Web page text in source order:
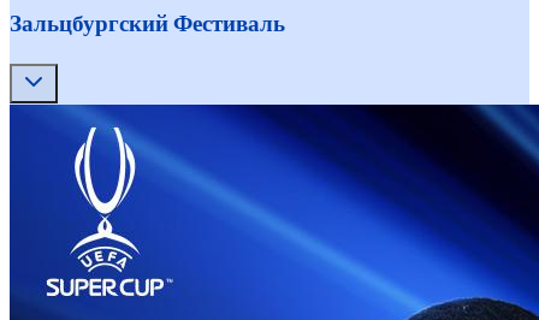
Зальцбургский Фестиваль